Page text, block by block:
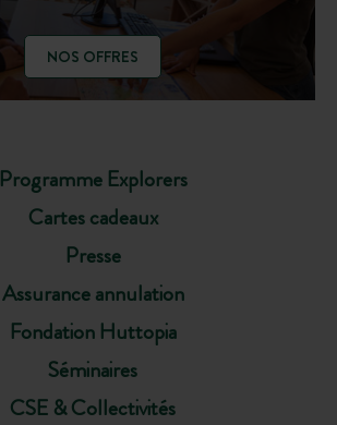
Programme Explorers
Cartes cadeaux
Presse
Assurance annulation
Fondation Huttopia
Séminaires
CSE & Collectivités
NOS OFFRES